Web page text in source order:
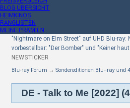
BLOG ÜBERSICHT
HEIMKINOS
RANGLISTEN
MEINE PRÄMIEN
"Nightmare on Elm Street" auf UHD Blu-
vorbestellbar: "Der Bomber" und "Keiner
NEWSTICKER
Blu-ray Forum → Sondereditionen Blu−ray und
DE - Talk to Me [2022]